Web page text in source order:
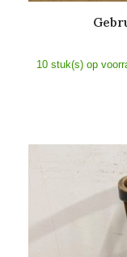
10 stuk(s) op